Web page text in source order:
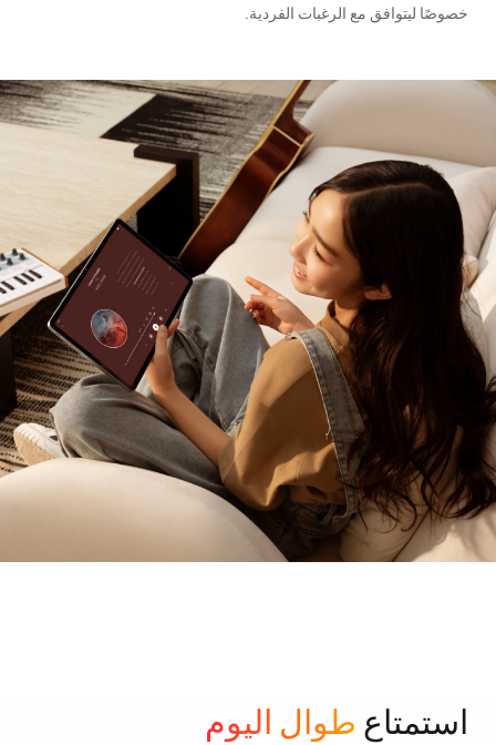
خصوصًا ليتوافق مع الرغبات الفردية.
استمتاع طوال اليوم